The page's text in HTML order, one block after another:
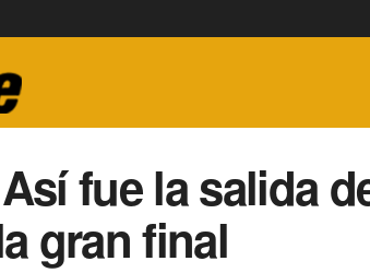
fue la salida
gran final